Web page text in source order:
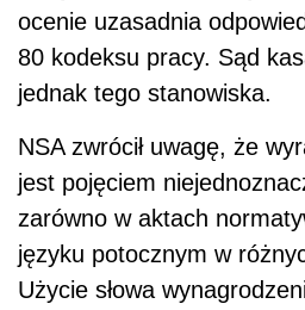
ocenie uzasadnia
80 kodeksu pracy. Sąd
jednak tego stanowiska.
NSA zwrócił uwagę, że
jest pojęciem
zarówno w aktach
języku potocznym w
Użycie słowa